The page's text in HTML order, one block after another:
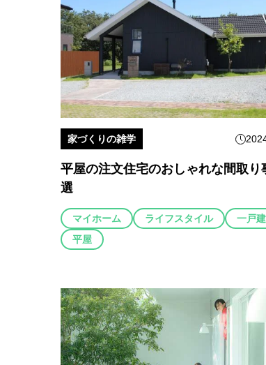
家づくりの雑学
平屋の注文住宅のおしゃれな間取り
選
マイホーム ライフスタイル
一戸
平屋